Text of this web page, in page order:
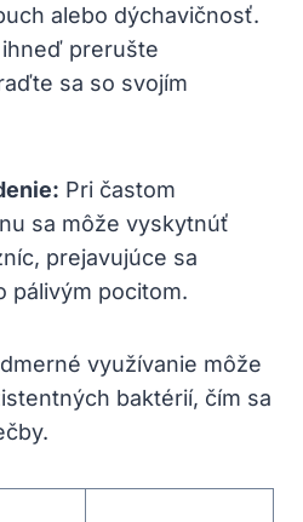
alebo dýchavičnosť.
prerušte
sa so svojím
Pri častom
sa môže vyskytnúť
prejavujúce sa
pálivým pocitom.
využívanie môže
baktérií, čím sa